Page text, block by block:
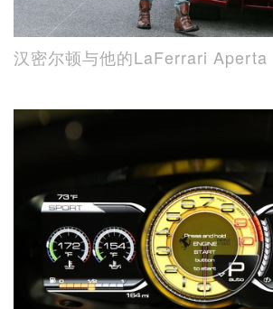
汉密尔顿与他的LaFerrari Aperta